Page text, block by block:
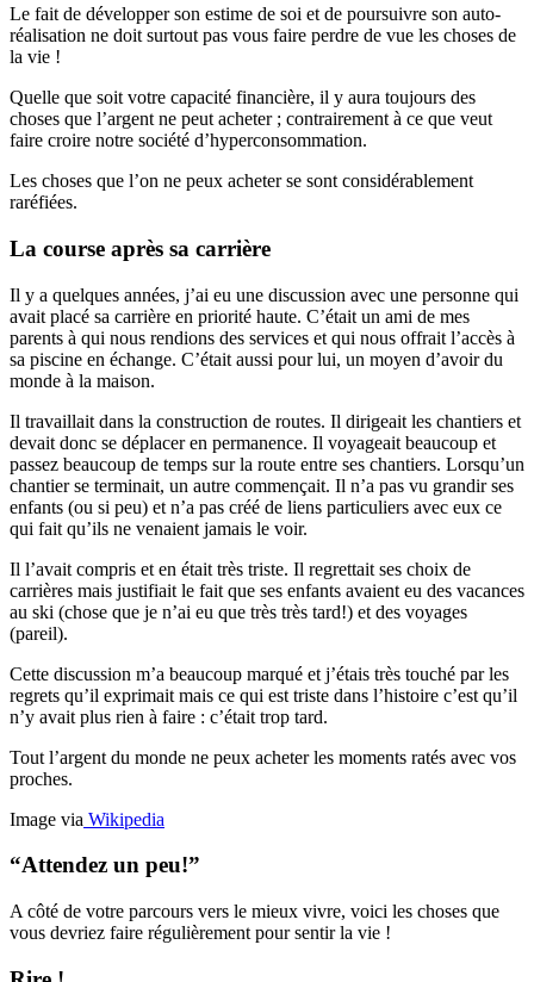
Le fait de développer son estime de soi et de poursuivre son auto-
réalisation ne doit surtout pas vous faire perdre de vue les choses de
la vie !
Quelle que soit votre capacité financière, il y aura toujours des
choses que l’argent ne peut acheter ; contrairement à ce que veut
faire croire notre société d’hyperconsommation.
Les choses que l’on ne peux acheter se sont considérablement
raréfiées.
La course après sa carrière
Il y a quelques années, j’ai eu une discussion avec une personne qui
avait placé sa carrière en priorité haute. C’était un ami de mes
parents à qui nous rendions des services et qui nous offrait l’accès à
sa piscine en échange. C’était aussi pour lui, un moyen d’avoir du
monde à la maison.
Il travaillait dans la construction de routes. Il dirigeait les chantiers et
devait donc se déplacer en permanence. Il voyageait beaucoup et
passez beaucoup de temps sur la route entre ses chantiers. Lorsqu’un
chantier se terminait, un autre commençait. Il n’a pas vu grandir ses
enfants (ou si peu) et n’a pas créé de liens particuliers avec eux ce
qui fait qu’ils ne venaient jamais le voir.
Il l’avait compris et en était très triste. Il regrettait ses choix de
carrières mais justifiait le fait que ses enfants avaient eu des vacances
au ski (chose que je n’ai eu que très très tard!) et des voyages
(pareil).
Cette discussion m’a beaucoup marqué et j’étais très touché par les
regrets qu’il exprimait mais ce qui est triste dans l’histoire c’est qu’il
n’y avait plus rien à faire : c’était trop tard.
Tout l’argent du monde ne peux acheter les moments ratés avec vos
proches.
Image via Wikipedia
“Attendez un peu!”
A côté de votre parcours vers le mieux vivre, voici les choses que
vous devriez faire régulièrement pour sentir la vie !